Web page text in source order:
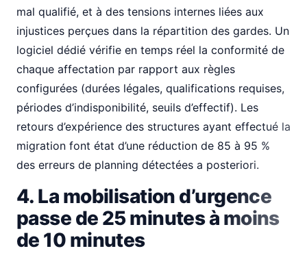
mal qualifié, et à des tensions internes liées aux
injustices perçues dans la répartition des gardes. Un
logiciel dédié vérifie en temps réel la conformité de
chaque affectation par rapport aux règles
configurées (durées légales, qualifications requises,
périodes d’indisponibilité, seuils d’effectif). Les
retours d’expérience des structures ayant effectué la
migration font état d’une réduction de 85 à 95 %
des erreurs de planning détectées a posteriori.
4. La mobilisation d’urgence
passe de 25 minutes à moins
de 10 minutes